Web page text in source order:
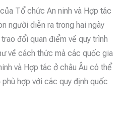
Tổ chức An ninh và Hợp tác
người diễn ra trong hai ngày
đổi quan điểm về quy trình
về cách thức mà các quốc gia
và Hợp tác ở châu Âu có thể
hợp với các quy định quốc